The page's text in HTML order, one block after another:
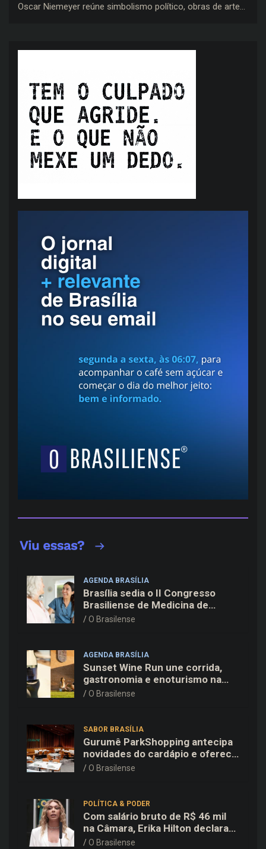
Oscar Niemeyer reúne simbolismo político, obras de arte…
AGENDA BRASÍLIA
Brasília sedia o II Congresso
Brasiliense de Medicina de
Família e Comunidade na Fiocruz
O Brasilense
AGENDA BRASÍLIA
Sunset Wine Run une corrida,
gastronomia e enoturismo na
Vinícola Brasília
O Brasilense
SABOR BRASÍLIA
Gurumê ParkShopping antecipa
novidades do cardápio e oferece
25% de desconto no delivery
O Brasilense
POLÍTICA & PODER
Com salário bruto de R$ 46 mil
na Câmara, Erika Hilton declara
patrimônio de R$ 15,9 mil ao TSE
O Brasilense